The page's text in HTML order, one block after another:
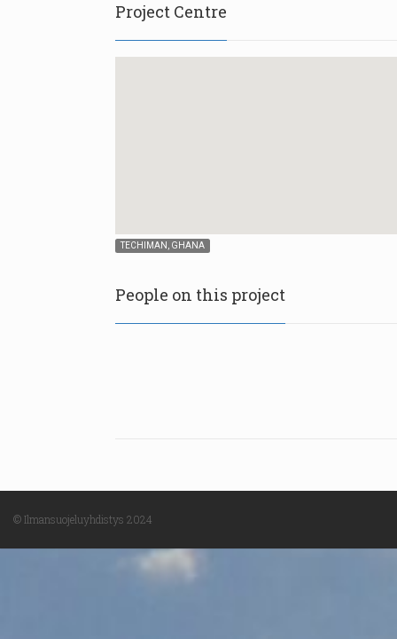
Project Centre
TECHIMAN, GHANA
People on this project
© Ilmansuojeluyhdistys 2024